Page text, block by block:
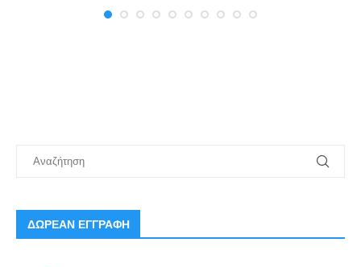
ΔΩΡΕΑΝ ΕΓΓΡΑΦΗ